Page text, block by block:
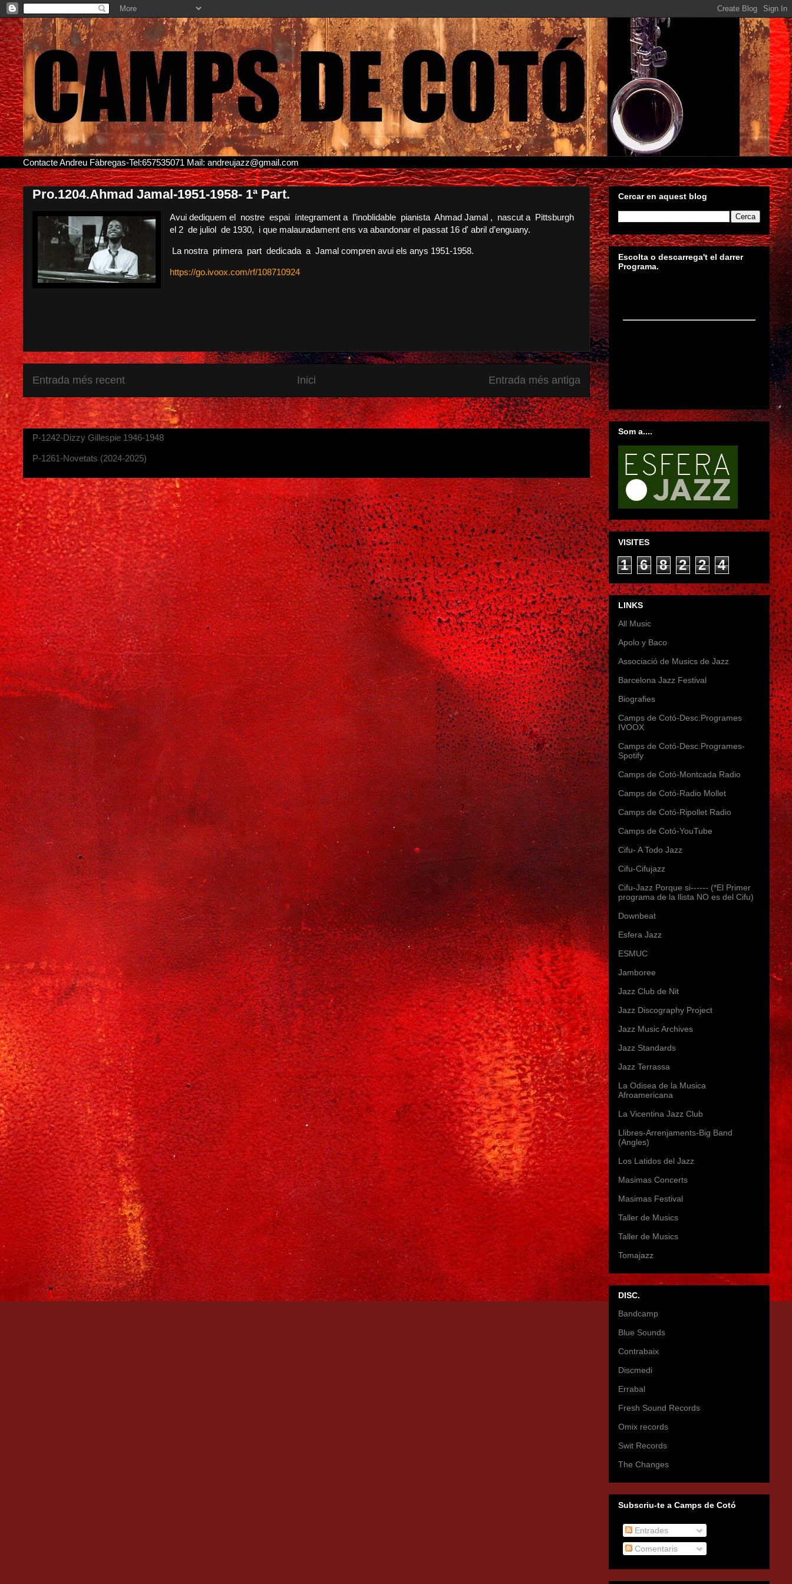
Contacte Andreu Fàbregas-Tel:657535071 Mail: andreujazz@gmail.com
Pro.1204.Ahmad Jamal-1951-1958- 1ª Part.
Avui dediquem el nostre espai íntegrament a l’inoblidable pianista Ahmad Jamal , nascut a Pittsburgh
el 2 de juliol de 1930, i que malauradament ens va abandonar el passat 16 d' abril d’enguany.
La nostra primera part dedicada a Jamal compren avui els anys 1951-1958.
https://go.ivoox.com/rf/108710924
Entrada més recent Entrada més antiga
Inici
P-1242-Dizzy Gillespie 1946-1948
P-1261-Novetats (2024-2025)
Cercar en aquest blog
Escolta o descarrega't el darrer
Programa.
Som a....
VISITES
1 6 8 2 2 4
LINKS
All Music
Apolo y Baco
Associació de Musics de Jazz
Barcelona Jazz Festival
Biografies
Camps de Cotó-Desc.Programes
IVOOX
Camps de Cotó-Desc.Programes-
Spotify
Camps de Cotó-Montcada Radio
Camps de Cotó-Radio Mollet
Camps de Cotó-Ripollet Radio
Camps de Cotó-YouTube
Cifu- A Todo Jazz
Cifu-Cifujazz
Cifu-Jazz Porque si------ (*El Primer
programa de la llista NO es del Cifu)
Downbeat
Esfera Jazz
ESMUC
Jamboree
Jazz Club de Nit
Jazz Discography Project
Jazz Music Archives
Jazz Standards
Jazz Terrassa
La Odisea de la Musica
Afroamericana
La Vicentina Jazz Club
Llibres-Arrenjaments-Big Band
(Angles)
Los Latidos del Jazz
Masimas Concerts
Masimas Festival
Taller de Musics
Taller de Musics
Tomajazz
DISC.
Bandcamp
Blue Sounds
Contrabaix
Discmedi
Errabal
Fresh Sound Records
Omix records
Swit Records
The Changes
Subscriu-te a Camps de Cotó
Entrades
Comentaris